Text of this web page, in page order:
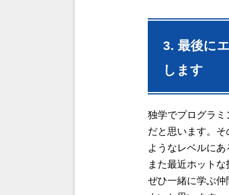
3. 最後に
します
独学でプログラ
だと思います。
ようなレベルにあ
また最近ホット
ぜひ一緒に学ぶ